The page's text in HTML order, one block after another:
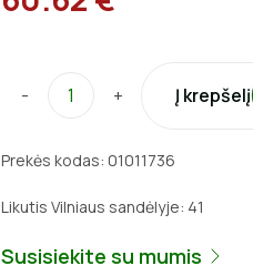
- + Į krepšelį
Prekės kodas: 01011736
Likutis Vilniaus sandėlyje: 41
Susisiekite su mumis